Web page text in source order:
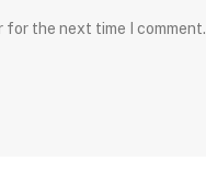
for the next time I comment.